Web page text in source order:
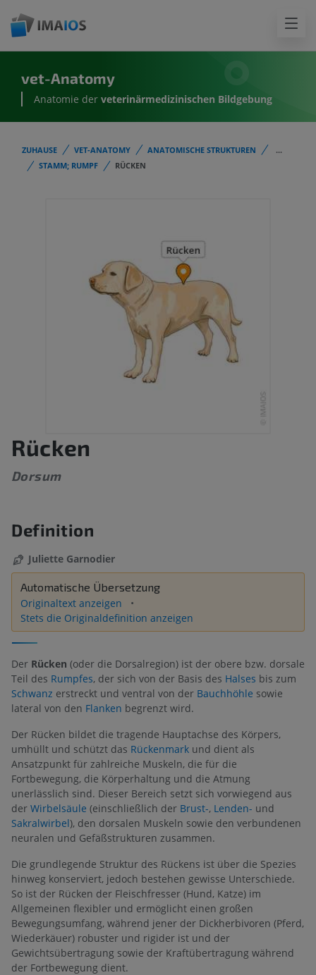
vet-Anatomy
Anatomie der veterinärmedizinischen Bildgebung
ZUHAUSE VET-ANATOMY ANATOMISCHE STRUKTUREN
...
STAMM; RUMPF
RÜCKEN
Rücken
Dorsum
Definition
Juliette Garnodier
Automatische Übersetzung
Originaltext anzeigen
Stets die Originaldefinition anzeigen
Der Rücken (oder die Dorsalregion) ist der obere bzw. dorsale
Teil des Rumpfes, der sich von der Basis des Halses bis zum
Schwanz erstreckt und ventral von der Bauchhöhle sowie
lateral von den Flanken begrenzt wird.
Der Rücken bildet die tragende Hauptachse des Körpers,
umhüllt und schützt das Rückenmark und dient als
Ansatzpunkt für zahlreiche Muskeln, die für die
Fortbewegung, die Körperhaltung und die Atmung
unerlässlich sind. Dieser Bereich setzt sich vorwiegend aus
der Wirbelsäule (einschließlich der Brust-, Lenden- und
Sakralwirbel), den dorsalen Muskeln sowie den verbundenen
neuralen und Gefäßstrukturen zusammen.
Die grundlegende Struktur des Rückens ist über die Spezies
hinweg konserviert, jedoch bestehen gewisse Unterschiede.
So ist der Rücken der Fleischfresser (Hund, Katze) im
Allgemeinen flexibler und ermöglicht einen großen
Bewegungsumfang, während jener der Dickherbivoren (Pferd,
Wiederkäuer) robuster und rigider ist und der
Gewichtsübertragung sowie der Kraftübertragung während
der Fortbewegung dient.